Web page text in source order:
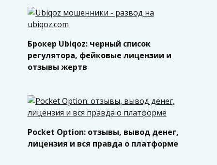
Брокер Ubiqoz: черный список
регулятора, фейковые лицензии и
отзывы жертв
Pocket Option: отзывы, вывод денег,
лицензия и вся правда о платформе